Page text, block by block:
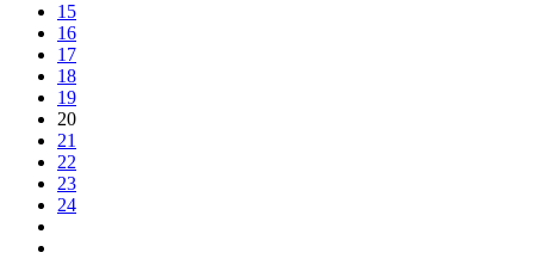
15
16
17
18
19
20
21
22
23
24